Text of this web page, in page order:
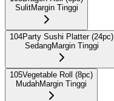
SulitMargin Tinggi
104Party Sushi Platter (24pc)
SedangMargin Tinggi
105Vegetable Roll (8pc)
MudahMargin Tinggi